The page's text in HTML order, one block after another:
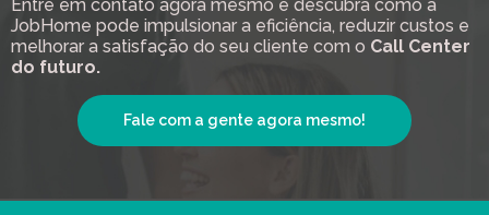
Entre em contato agora mesmo e descubra como a
JobHome pode impulsionar a eficiência, reduzir custos e
melhorar a satisfação do seu cliente com o Call Center
do futuro.
Fale com a gente agora mesmo!